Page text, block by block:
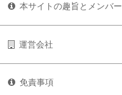
本サイトの趣旨とメンバー
運営会社
免責事項